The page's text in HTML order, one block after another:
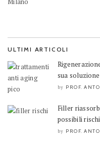
ULTIMI ARTICOLI
sua soluzione
by PROF.
Filler
possibili rischi
by PROF.